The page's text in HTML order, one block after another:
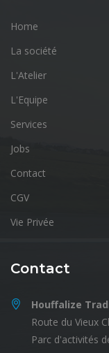
Home
La société
L'Atelier
L'Equipe
Services
Jobs
Contact
CGV
Vie Privée
Contact
Houffalize
Route du Vieux
Parc d'activités